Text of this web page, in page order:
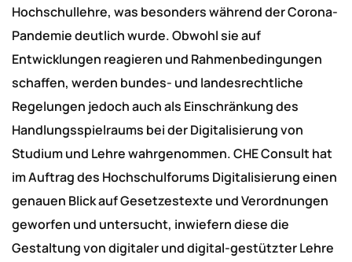
Hochschullehre, was besonders während der Corona-
Pandemie deutlich wurde. Obwohl sie auf
Entwicklungen reagieren und Rahmenbedingungen
schaffen, werden bundes- und landesrechtliche
Regelungen jedoch auch als Einschränkung des
Handlungsspielraums bei der Digitalisierung von
Studium und Lehre wahrgenommen. CHE Consult hat
im Auftrag des Hochschulforums Digitalisierung einen
genauen Blick auf Gesetzestexte und Verordnungen
geworfen und untersucht, inwiefern diese die
Gestaltung von digitaler und digital-gestützter Lehre